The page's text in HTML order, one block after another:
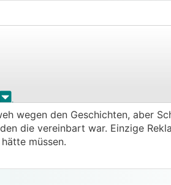
.
wegen den Geschichten, aber
die vereinbart war. Einzige
müssen.